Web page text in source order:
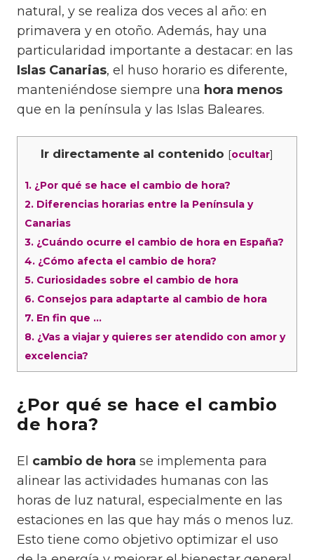
natural, y se realiza dos veces al año: en
primavera y en otoño. Además, hay una
particularidad importante a destacar: en las
Islas Canarias, el huso horario es diferente,
manteniéndose siempre una hora menos
que en la península y las Islas Baleares.
Ir directamente al contenido [ocultar]
1. ¿Por qué se hace el cambio de hora?
2. Diferencias horarias entre la Península y
Canarias
3. ¿Cuándo ocurre el cambio de hora en España?
4. ¿Cómo afecta el cambio de hora?
5. Curiosidades sobre el cambio de hora
6. Consejos para adaptarte al cambio de hora
7. En fin que …
8. ¿Vas a viajar y quieres ser atendido con amor y
excelencia?
¿Por qué se hace el cambio
de hora?
El cambio de hora se implementa para
alinear las actividades humanas con las
horas de luz natural, especialmente en las
estaciones en las que hay más o menos luz.
Esto tiene como objetivo optimizar el uso